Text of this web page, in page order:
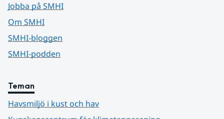
Jobba på SMHI
Om SMHI
SMHI-bloggen
SMHI-podden
Teman
Havsmiljö i kust och hav